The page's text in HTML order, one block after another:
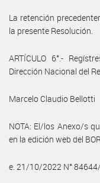
La retención
la presente Resolución.
ARTÍCULO 6°.-
Dirección Nacional del
Marcelo Claudio Bellotti
NOTA: El/los Anexo/s
en la edición web del
e. 21/10/2022 N°